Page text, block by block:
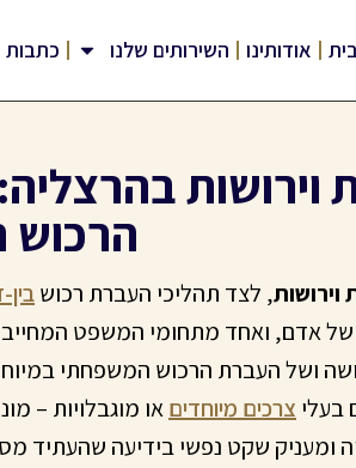
אודותינו השירותים שלנו כתבות
וירושות
וירושות, לצד תהליכי העברת רכוש
של אדם, ואחד מתחומי המשפט
ושל העברת הרכוש המשפחתי
בעלי צרכים מיוחדיםאו מוגבלויות –
ומעניק שקט נפשי בידיעה שהעתיד